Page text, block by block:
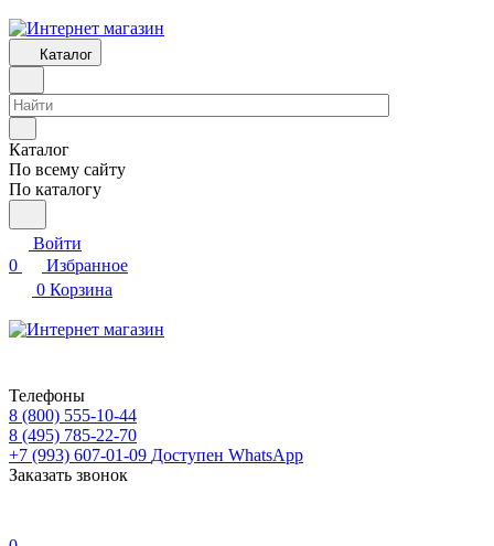
Каталог
Каталог
По всему сайту
По каталогу
Войти
0
Избранное
0 Корзина
Телефоны
8 (800) 555-10-44
8 (495) 785-22-70
+7 (993) 607-01-09 Доступен WhatsApp
Заказать звонок